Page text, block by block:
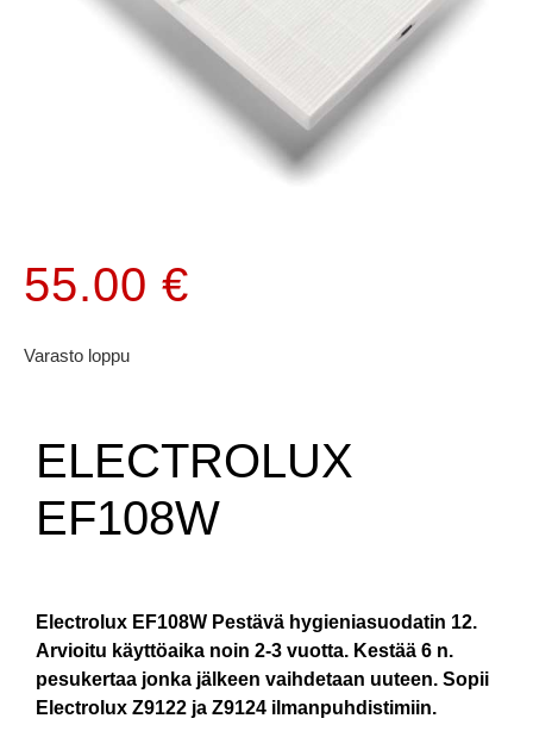
55.00 €
Varasto loppu
ELECTROLUX
EF108W
Electrolux EF108W Pestävä hygieniasuodatin 12.
Arvioitu käyttöaika noin 2-3 vuotta. Kestää 6 n.
pesukertaa jonka jälkeen vaihdetaan uuteen. Sopii
Electrolux Z9122 ja Z9124 ilmanpuhdistimiin.